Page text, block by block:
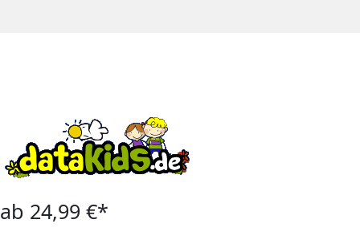
ab 24,99 €*